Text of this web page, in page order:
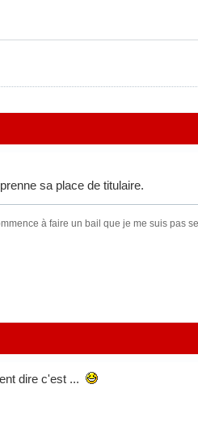
sa place de titulaire.
à faire un bail que je me suis pas
dire c'est ...